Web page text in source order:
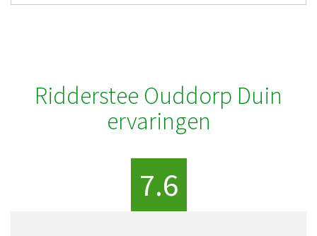
Ridderstee Ouddorp Duin
ervaringen
7.6